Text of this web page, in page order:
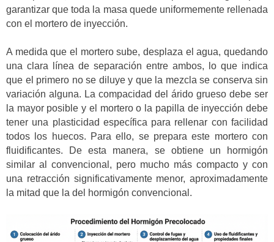
garantizar que toda la masa quede uniformemente rellenada
con el mortero de inyección.
A medida que el mortero sube, desplaza el agua, quedando
una clara línea de separación entre ambos, lo que indica
que el primero no se diluye y que la mezcla se conserva sin
variación alguna. La compacidad del árido grueso debe ser
la mayor posible y el mortero o la papilla de inyección debe
tener una plasticidad específica para rellenar con facilidad
todos los huecos. Para ello, se prepara este mortero con
fluidificantes. De esta manera, se obtiene un hormigón
similar al convencional, pero mucho más compacto y con
una retracción significativamente menor, aproximadamente
la mitad que la del hormigón convencional.